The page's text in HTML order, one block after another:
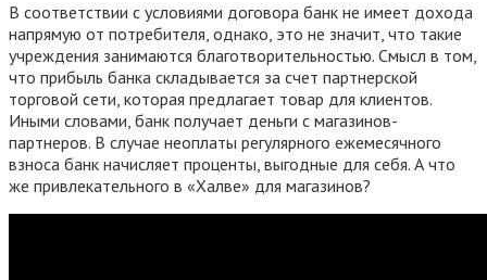
В соответствии с условиями договора банк не имеет дохода
напрямую от потребителя, однако, это не значит, что такие
учреждения занимаются благотворительностью. Смысл в том,
что прибыль банка складывается за счет партнерской
торговой сети, которая предлагает товар для клиентов.
Иными словами, банк получает деньги с магазинов-
партнеров. В случае неоплаты регулярного ежемесячного
взноса банк начисляет проценты, выгодные для себя. А что
же привлекательного в «Халве» для магазинов?